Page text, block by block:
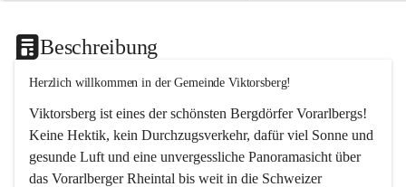
Beschreibung
Herzlich willkommen in der Gemeinde Viktorsberg!
Viktorsberg ist eines der schönsten Bergdörfer Vorarlbergs!
Keine Hektik, kein Durchzugsverkehr, dafür viel Sonne und
gesunde Luft und eine unvergessliche Panoramasicht über
das Vorarlberger Rheintal bis weit in die Schweizer